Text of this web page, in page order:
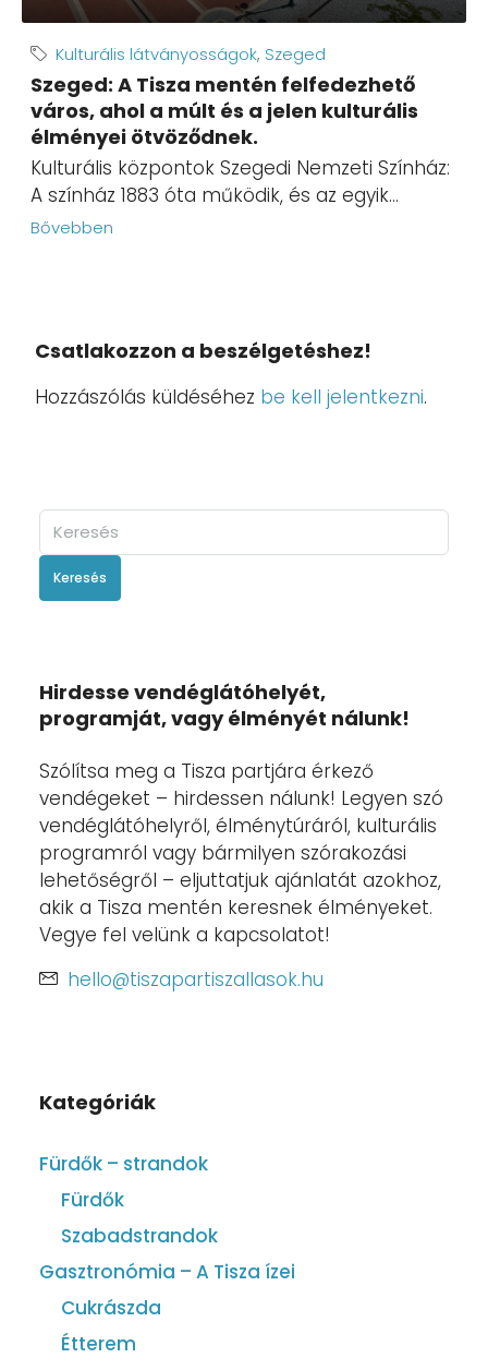
Kulturális látványosságok, Szeged
Szeged: A Tisza mentén felfedezhető
város, ahol a múlt és a jelen kulturális
élményei ötvöződnek.
Kulturális központok Szegedi Nemzeti Színház:
A színház 1883 óta működik, és az egyik...
Bővebben
Csatlakozzon a beszélgetéshez!
Hozzászólás küldéséhez be kell jelentkezni.
Keresés
Hirdesse vendéglátóhelyét,
programját, vagy élményét nálunk!
Szólítsa meg a Tisza partjára érkező
vendégeket – hirdessen nálunk! Legyen szó
vendéglátóhelyről, élménytúráról, kulturális
programról vagy bármilyen szórakozási
lehetőségről – eljuttatjuk ajánlatát azokhoz,
akik a Tisza mentén keresnek élményeket.
Vegye fel velünk a kapcsolatot!
hello@tiszapartiszallasok.hu
Kategóriák
Fürdők – strandok
Fürdők
Szabadstrandok
Gasztronómia – A Tisza ízei
Cukrászda
Étterem